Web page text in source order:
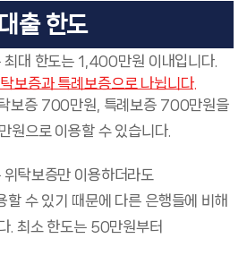
출 한도
최대 한도는 1,400만원 이내입니다.
보증과 특례보증으로 나뉩니다.
보증 700만원, 특례보증 700만원을
원으로 이용할 수 있습니다.
탁보증만 이용하더라도
수 있기 때문에 다른 은행들에 비해
. 최소 한도는 50만원부터